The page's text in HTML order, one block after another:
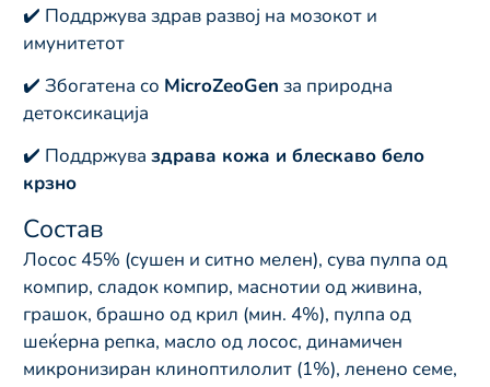
✔️ Поддржува здрав развој на мозокот и
имунитетот
✔️ Збогатена со MicroZeoGen за природна
детоксикација
✔️ Поддржува здрава кожа и блескаво бело
крзно
Состав
Лосос 45% (сушен и ситно мелен), сува пулпа од
компир, сладок компир, маснотии од живина,
грашок, брашно од крил (мин. 4%), пулпа од
шеќерна репка, масло од лосос, динамичен
микронизиран клиноптилолит (1%), ленено семе,